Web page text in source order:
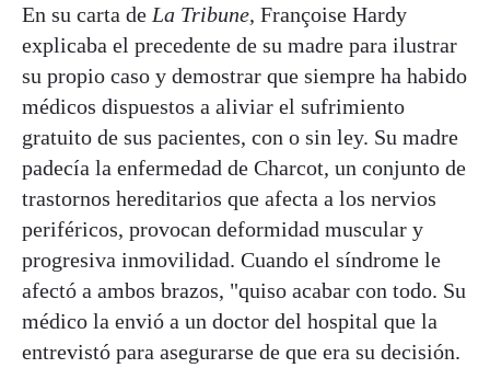
En su carta de La Tribune, Françoise Hardy
explicaba el precedente de su madre para ilustrar
su propio caso y demostrar que siempre ha habido
médicos dispuestos a aliviar el sufrimiento
gratuito de sus pacientes, con o sin ley. Su madre
padecía la enfermedad de Charcot, un conjunto de
trastornos hereditarios que afecta a los nervios
periféricos, provocan deformidad muscular y
progresiva inmovilidad. Cuando el síndrome le
afectó a ambos brazos, "quiso acabar con todo. Su
médico la envió a un doctor del hospital que la
entrevistó para asegurarse de que era su decisión.